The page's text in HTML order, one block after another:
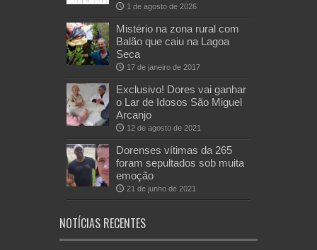
1 de agosto de 2026
Mistério na zona rural com
Balão que caiu na Lagoa
Seca
17 de janeiro de 2017
Exclusivo! Dores vai ganhar
o Lar de Idosos São Miguel
Arcanjo
12 de agosto de 2021
Dorenses vítimas da 265
foram sepultados sob muita
emoção
21 de junho de 2021
NOTÍCIAS RECENTES